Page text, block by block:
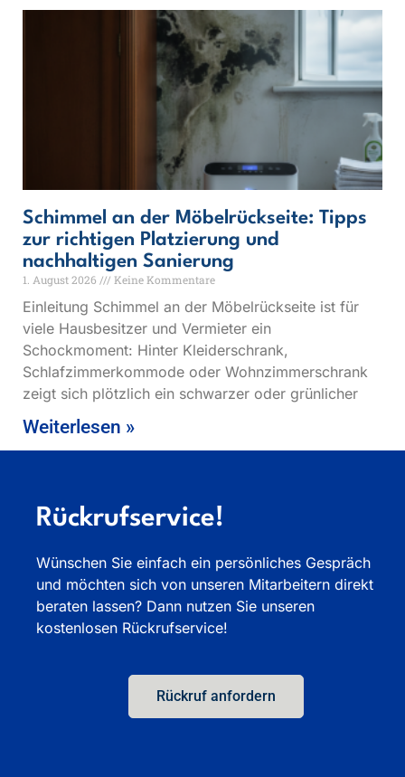
Schimmel an der Möbelrückseite: Tipps
zur richtigen Platzierung und
nachhaltigen Sanierung
1. August 2026 Keine Kommentare
Einleitung Schimmel an der Möbelrückseite ist für
viele Hausbesitzer und Vermieter ein
Schockmoment: Hinter Kleiderschrank,
Schlafzimmerkommode oder Wohnzimmerschrank
zeigt sich plötzlich ein schwarzer oder grünlicher
Weiterlesen »
Rückrufservice!
Wünschen Sie einfach ein persönliches Gespräch
und möchten sich von unseren Mitarbeitern direkt
beraten lassen? Dann nutzen Sie unseren
kostenlosen Rückrufservice!
Rückruf anfordern